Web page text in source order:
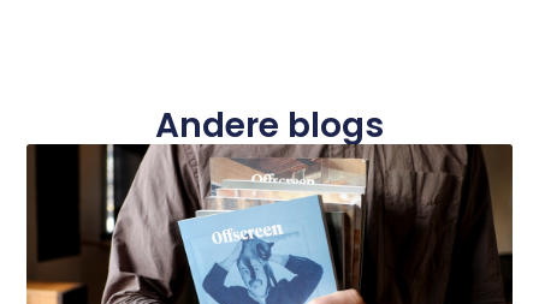
Andere blogs